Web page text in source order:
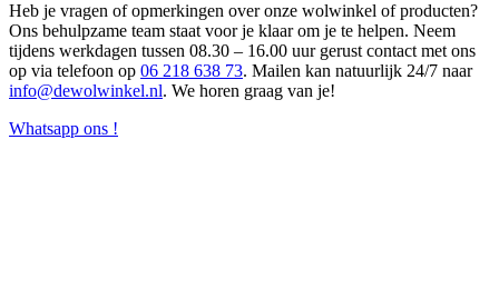
Heb je vragen of opmerkingen over onze wolwinkel of producten?
Ons behulpzame team staat voor je klaar om je te helpen. Neem
tijdens werkdagen tussen 08.30 – 16.00 uur gerust contact met ons
op via telefoon op 06 218 638 73. Mailen kan natuurlijk 24/7 naar
info@dewolwinkel.nl. We horen graag van je!
Whatsapp ons !